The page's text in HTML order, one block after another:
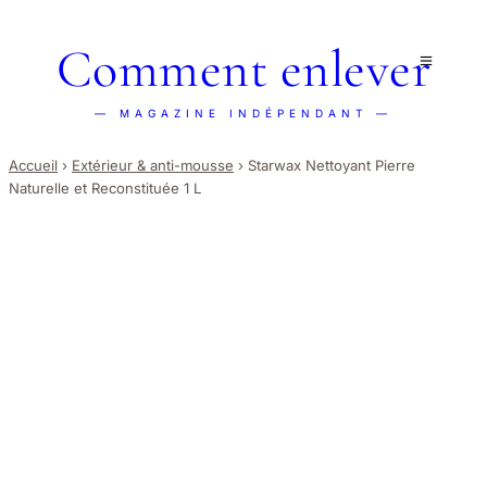
Comment enlever
— MAGAZINE INDÉPENDANT —
Accueil › Extérieur & anti-mousse › Starwax Nettoyant Pierre
Naturelle et Reconstituée 1 L